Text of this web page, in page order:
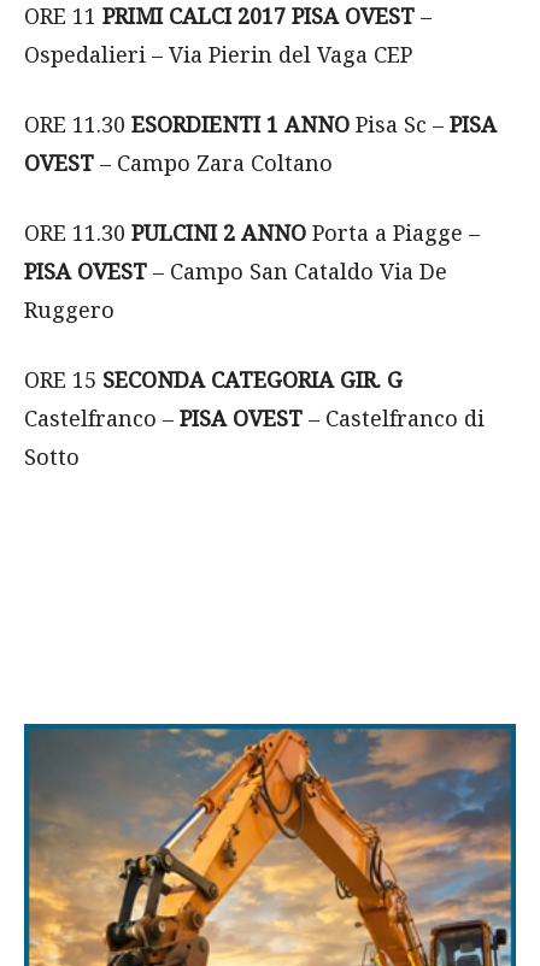
ORE 11 PRIMI CALCI 2017 PISA OVEST –
Ospedalieri – Via Pierin del Vaga CEP
ORE 11.30 ESORDIENTI 1 ANNO Pisa Sc – PISA
OVEST – Campo Zara Coltano
ORE 11.30 PULCINI 2 ANNO Porta a Piagge –
PISA OVEST – Campo San Cataldo Via De
Ruggero
ORE 15 SECONDA CATEGORIA GIR. G
Castelfranco – PISA OVEST – Castelfranco di
Sotto